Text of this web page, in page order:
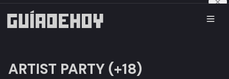
ARTIST PARTY (+18)